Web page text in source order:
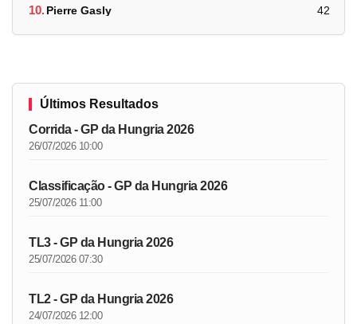
10.Pierre Gasly 42
Últimos Resultados
Corrida - GP da Hungria 2026
26/07/2026 10:00
Classificação - GP da Hungria 2026
25/07/2026 11:00
TL3 - GP da Hungria 2026
25/07/2026 07:30
TL2 - GP da Hungria 2026
24/07/2026 12:00